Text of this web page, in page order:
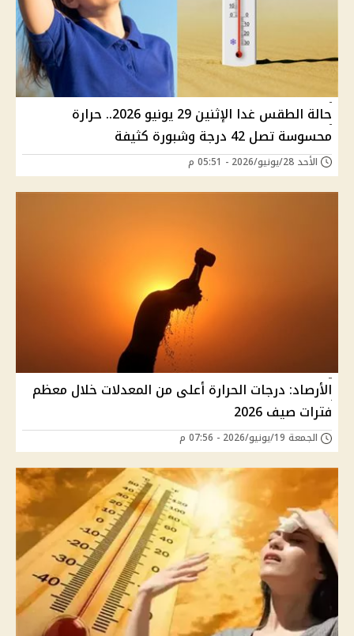
حالة الطقس غدا الإثنين 29 يونيو 2026.. حرارة
محسوسة تصل 42 درجة وشبورة كثيفة
الأحد 28/يونيو/2026 - 05:51 م
الأرصاد: درجات الحرارة أعلى من المعدلات خلال معظم
فترات صيف 2026
الجمعة 19/يونيو/2026 - 07:56 م